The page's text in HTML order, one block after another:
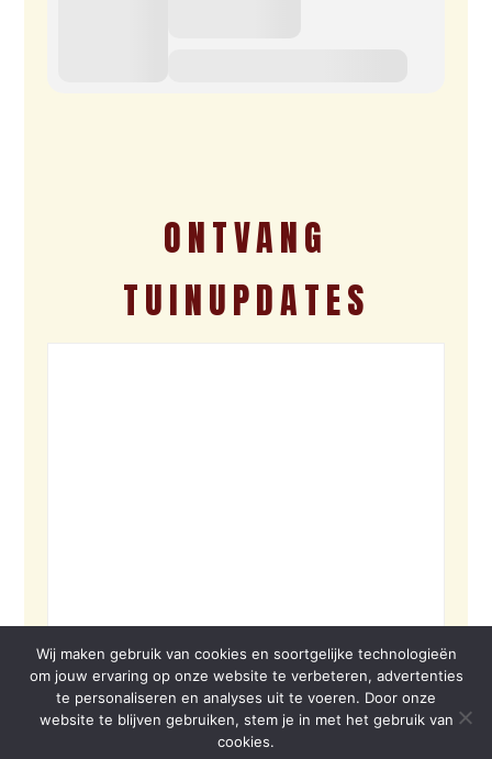
ONTVANG
TUINUPDATES
Wij maken gebruik van cookies en soortgelijke technologieën
om jouw ervaring op onze website te verbeteren, advertenties
te personaliseren en analyses uit te voeren. Door onze
website te blijven gebruiken, stem je in met het gebruik van
cookies.